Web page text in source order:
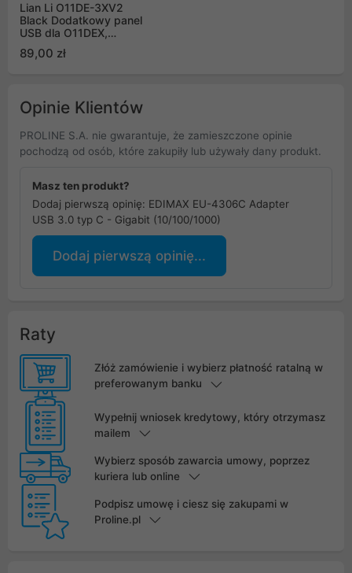
Lian Li O11DE-3XV2
Black Dodatkowy panel
USB dla O11DEX,
89,00 zł
Opinie Klientów
PROLINE S.A. nie gwarantuje, że zamieszczone opinie
pochodzą od osób, które zakupiły lub używały dany produkt.
Masz ten produkt?
Dodaj pierwszą opinię: EDIMAX EU-4306C Adapter
USB 3.0 typ C - Gigabit (10/100/1000)
Dodaj pierwszą opinię...
Raty
Złóż zamówienie i wybierz płatność ratalną w
preferowanym banku
Wypełnij wniosek kredytowy, który otrzymasz
mailem
Wybierz sposób zawarcia umowy, poprzez
kuriera lub online
Podpisz umowę i ciesz się zakupami w
Proline.pl